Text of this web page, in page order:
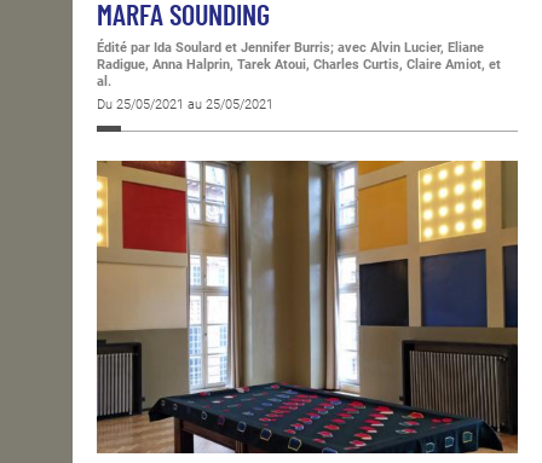
MARFA SOUNDING
Édité par Ida Soulard et Jennifer Burris; avec Alvin Lucier, Eliane
Radigue, Anna Halprin, Tarek Atoui, Charles Curtis, Claire Amiot, et
al.
Du 25/05/2021 au 25/05/2021